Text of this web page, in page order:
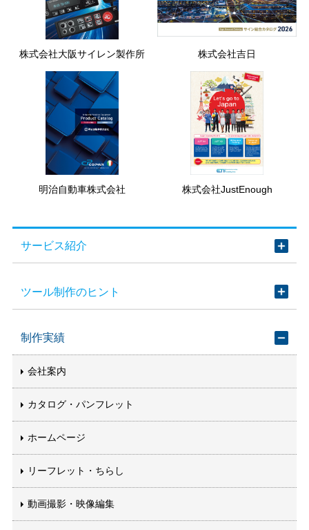
株式会社大阪サイレン製作所 株式会社吉日
明治自動車株式会社 株式会社JustEnough
サービス紹介
ツール制作のヒント
制作実績
会社案内
カタログ・パンフレット
ホームページ
リーフレット・ちらし
動画撮影・映像編集